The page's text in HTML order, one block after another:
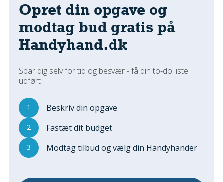
Tips Og Tests
VVS
Montage Og Udskiftning
Reparation Og Vedligehold
Varme Og Energi
Andet
MALER
Indendørs
Udendørs
Kan Det Males?
MURER
Opret din opgave og
modtag bud gratis på
Handyhand.dk
Spar dig selv for tid og besvær - få din to-do liste
udført
1 Beskriv din opgave
2 Fastæt dit budget
3 Modtag tilbud og vælg din Handyhander